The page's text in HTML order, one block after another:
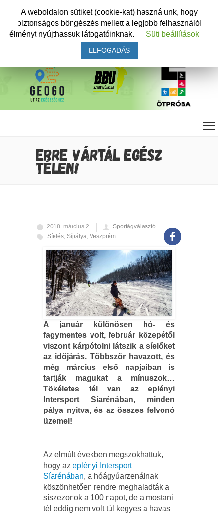
ERRE VÁRTÁL EGÉSZ
TÉLEN!
2018. március 2.
Sportágválasztó
Síelés, Sípálya, Veszprém
A január különösen hó- és
fagymentes volt, február közepétől
viszont kárpótolni látszik a síelőket
az időjárás. Többször havazott, és
még március első napjaiban is
tartják magukat a mínuszok…
Tökéletes tél van az eplényi
Intersport Síarénában, minden
pálya nyitva, és az összes felvonó
üzemel!
Az elmúlt években megszokhattuk,
hogy az eplényi Intersport
Síarénában, a hóágyúarzenálnak
köszönhetően rendre meghaladták a
síszezonok a 100 napot, de a mostani
tél eddig nem volt túl kegyes a havas
A weboldalon sütiket (cookie-kat) használunk, hogy
biztonságos böngészés mellett a legjobb felhasználói
élményt nyújthassuk látogatóinknak.
Süti beállítások
ELFOGADÁS